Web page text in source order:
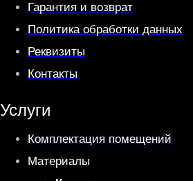
Гарантия и возврат
Политика обработки данных
Реквизиты
Контакты
Услуги
Комплектация помещений
Материалы